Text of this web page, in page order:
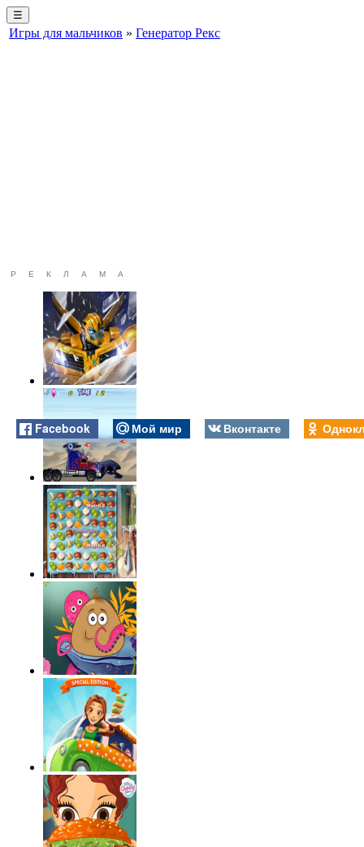
☰
Игры для мальчиков » Генератор Рекс
РЕКЛАМА
Facebook Мой мир Вконтакте